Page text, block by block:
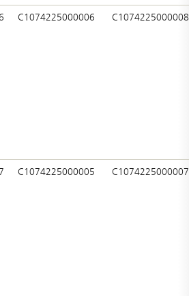
C1074225000006 C1074225000008
C1074225000005 C1074225000007